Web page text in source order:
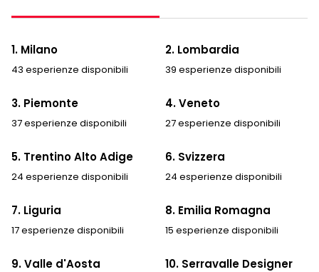
1. Milano
43 esperienze disponibili
2. Lombardia
39 esperienze disponibili
3. Piemonte
37 esperienze disponibili
4. Veneto
27 esperienze disponibili
5. Trentino Alto Adige
24 esperienze disponibili
6. Svizzera
24 esperienze disponibili
7. Liguria
17 esperienze disponibili
8. Emilia Romagna
15 esperienze disponibili
9. Valle d'Aosta
10. Serravalle Designer